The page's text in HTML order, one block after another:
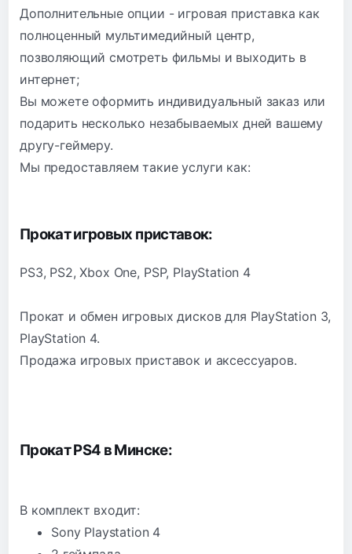
Дополнительные опции - игровая приставка как
полноценный мультимедийный центр,
позволяющий смотреть фильмы и выходить в
интернет;
Вы можете оформить индивидуальный заказ или
подарить несколько незабываемых дней вашему
другу-геймеру.
Мы предоставляем такие услуги как:
Прокат игровых приставок:
PS3, PS2,Xbox One, PSP, PlayStation 4
Прокат и обмен игровых дисков для PlayStation 3,
PlayStation 4.
Продажа игровых приставок и аксессуаров.
Прокат PS4 в Минске:
В комплект входит:
Sony Playstation 4